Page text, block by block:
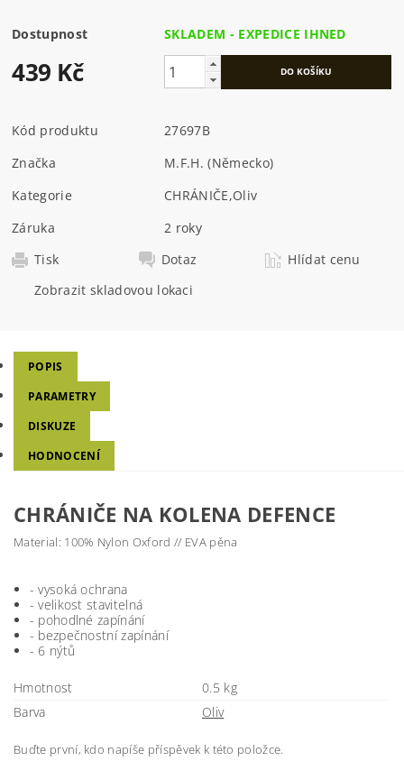
Dostupnost SKLADEM - EXPEDICE IHNED
439 Kč
Kód produktu
27697B
Značka
M.F.H. (Německo)
Kategorie
CHRÁNIČE,Oliv
Záruka
2 roky
Tisk
Dotaz
Hlídat cenu
Zobrazit skladovou lokaci
POPIS
PARAMETRY
DISKUZE
HODNOCENÍ
CHRÁNIČE NA KOLENA DEFENCE
Material: 100% Nylon Oxford // EVA pěna
- vysoká ochrana
- velikost stavitelná
- pohodlné zapínání
- bezpečnostní zapínání
- 6 nýtů
Hmotnost
0.5 kg
Barva
Oliv
Buďte první, kdo napíše příspěvek k této položce.